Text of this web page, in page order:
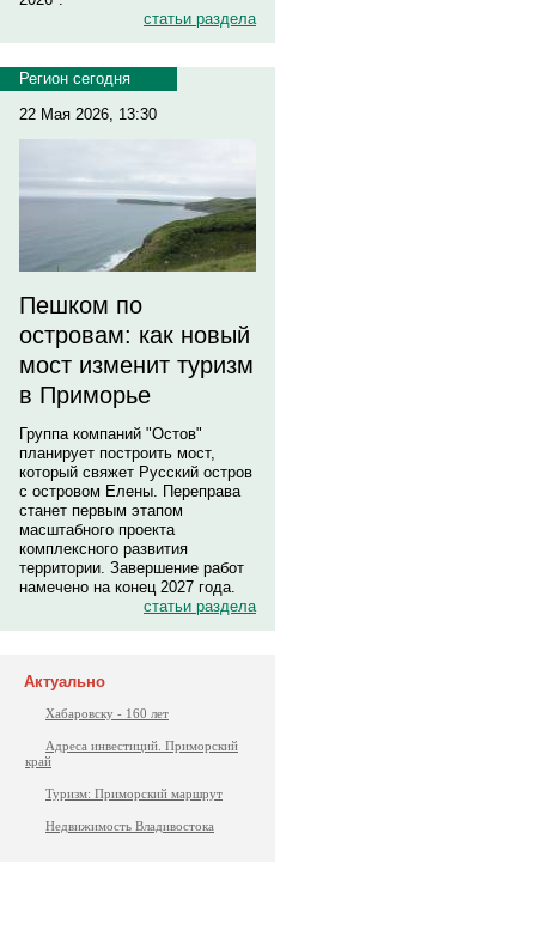
статьи раздела
Регион сегодня
22 Мая 2026, 13:30
Пешком по
островам: как новый
мост изменит туризм
в Приморье
Группа компаний "Остов"
планирует построить мост,
который свяжет Русский остров
с островом Елены. Переправа
станет первым этапом
масштабного проекта
комплексного развития
территории. Завершение работ
намечено на конец 2027 года.
статьи раздела
Актуально
Хабаровску - 160 лет
Адреса инвестиций. Приморский
край
Туризм: Приморский маршрут
Недвижимость Владивостока